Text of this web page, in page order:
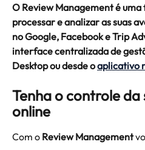
O Review Management é
processar e analizar as suas
no Google, Facebook e Trip
interface centralizada de
Desktop ou desde o aplicativo
Tenha o controle
online
Com o Review Management